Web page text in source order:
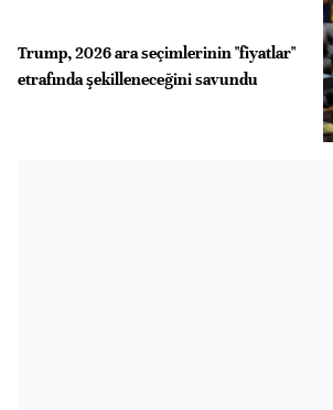
Trump, 2026 ara seçimlerinin "fiyatlar"
etrafında şekilleneceğini savundu